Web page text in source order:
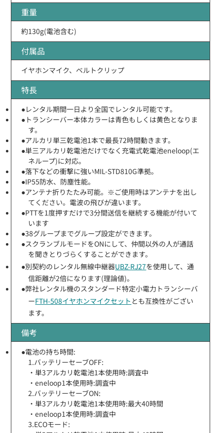
重量
約130g(電池含む)
付属品
イヤホンマイク、ベルトクリップ
特長
●レンタル期間一日より全国でレンタル可能です。
●トランシーバー本体カラーは青色もしくは黄色となりま
す。
●アルカリ単三乾電池1本で最長72時間動きます。
●単三アルカリ乾電池だけでなく充電式乾電池eneloop(エ
ネループ)に対応。
●落下などの衝撃に強いMIL-STD810G準拠。
●IP55防水、防塵性能。
●アンテナ折りたたみ可能。※ご使用時はアンテナを出し
てください。電波の飛びが違います。
●PTTを1度押すだけで3分間送信を継続する機能が付いて
います
●38グループまでグループ設定ができます。
●スクランブルモードをONにして、仲間以外の人が通話
を聞きとりづらくすることができます。
●別契約のレンタル無線中継器UBZ-RJ27を使用して、通
信距離が2倍になります(理論値)。
●弊社レンタル機のスタンダード特定小電力トランシーバ
ーFTH-508イヤホンマイクセット とも互換性がござい
ます。
備考
●電池の持ち時間:
1.バッテリーセーブOFF:
・単3アルカリ乾電池1本使用時:調査中
・eneloop1本使用時:調査中
2.バッテリーセーブON:
・単3アルカリ乾電池1本使用時:最大40時間
・eneloop1本使用時:調査中
3.ECOモード: